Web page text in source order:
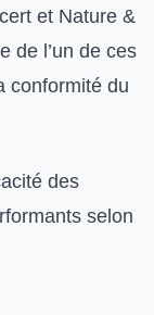
et Nature &
de l’un de ces
conformité du
des
selon